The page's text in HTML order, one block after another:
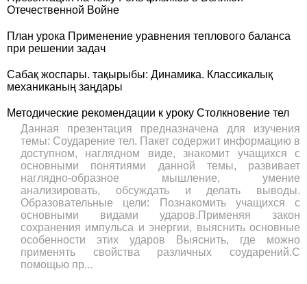
Отечественной Войне
План урока Применение уравнения теплового баланса
при решении задач
Сабақ жоспары. тақырыбы: Динамика. Классикалық
механиканың заңдары
Методические рекомендации к уроку Столкновение тел
Данная презентация предназначена для изучения
темы: Соударение тел. Пакет содержит информацию в
доступном, наглядном виде, знакомит учащихся с
основными понятиями данной темы, развивает
наглядно-образное мышление, умение
анализировать, обсуждать и делать выводы.
Образовательные цели: Познакомить учащихся с
основными видами ударов.Применяя закон
сохранения импульса и энергии, выяснить основные
особенности этих ударов Выяснить, где можно
применять свойства различных соударений.С
помощью пр...